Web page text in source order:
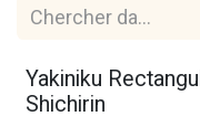
Yakiniku
Shichirin